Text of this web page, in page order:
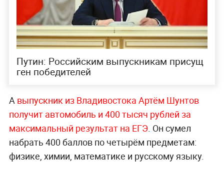
Путин: Российским выпускникам присущ
ген победителей
А выпускник из Владивостока Артём Шунтов
получит автомобиль и 400 тысяч рублей за
максимальный результат на ЕГЭ. Он сумел
набрать 400 баллов по четырём предметам:
физике, химии, математике и русскому языку.